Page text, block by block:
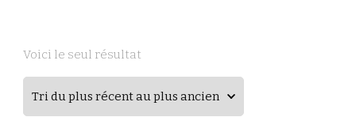
Voici le seul résultat